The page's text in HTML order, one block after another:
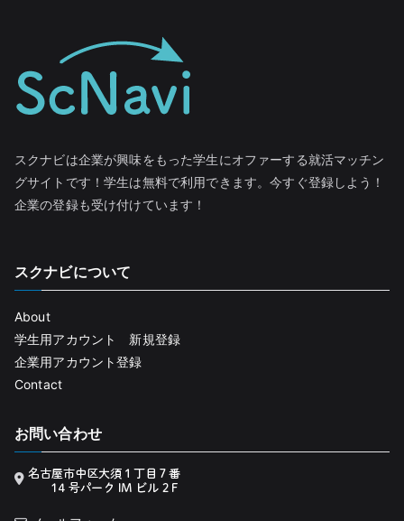
スクナビは企業が興味をもった学生にオファーする就活マッチン
グサイトです！学生は無料で利用できます。今すぐ登録しよう！
企業の登録も受け付けています！
スクナビについて
About
学生用アカウント 新規登録
企業用アカウント登録
Contact
お問い合わせ